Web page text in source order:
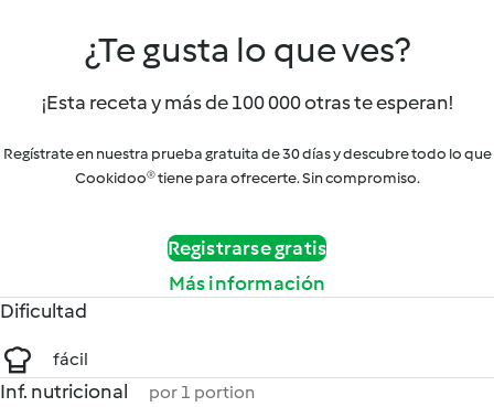
¿Te gusta lo que ves?
¡Esta receta y más de 100 000 otras te esperan!
Regístrate en nuestra prueba gratuita de 30 días y descubre todo lo que
Cookidoo® tiene para ofrecerte. Sin compromiso.
Registrarse gratis
Más información
Dificultad
fácil
Inf. nutricional por 1 portion